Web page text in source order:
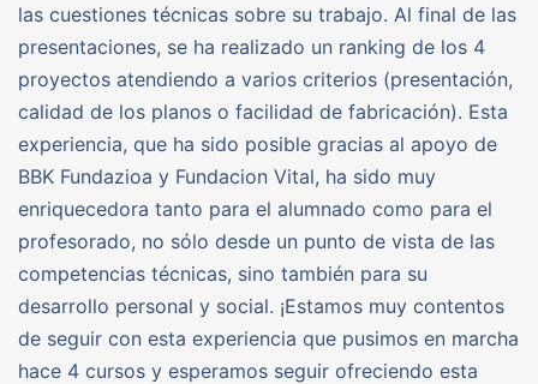
las cuestiones técnicas sobre su trabajo. Al final de las
presentaciones, se ha realizado un ranking de los 4
proyectos atendiendo a varios criterios (presentación,
calidad de los planos o facilidad de fabricación). Esta
experiencia, que ha sido posible gracias al apoyo de
BBK Fundazioa y Fundacion Vital, ha sido muy
enriquecedora tanto para el alumnado como para el
profesorado, no sólo desde un punto de vista de las
competencias técnicas, sino también para su
desarrollo personal y social. ¡Estamos muy contentos
de seguir con esta experiencia que pusimos en marcha
hace 4 cursos y esperamos seguir ofreciendo esta